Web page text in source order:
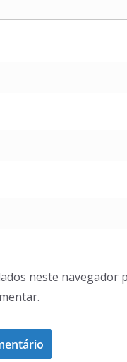
neste navegador